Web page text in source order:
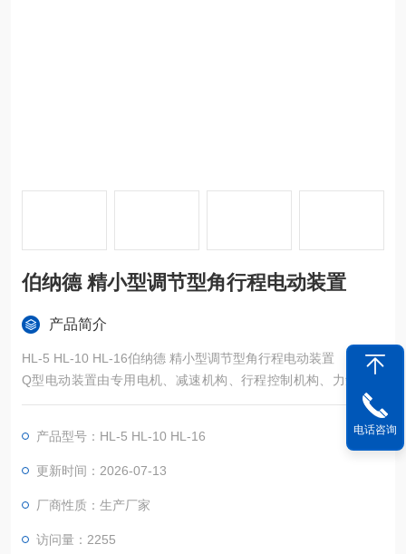
伯纳德 精小型调节型角行程电动装置
产品简介
HL-5 HL-10 HL-16伯纳德 精小型调节型角行程电动装置
Q型电动装置由专用电机、减速机构、行程控制机构、力矩控制
机构、开度指示机构、手轮、机械限位和电气部分等组成。
产品型号：HL-5 HL-10 HL-16
更新时间：2026-07-13
厂商性质：生产厂家
访问量：2255
电话咨询